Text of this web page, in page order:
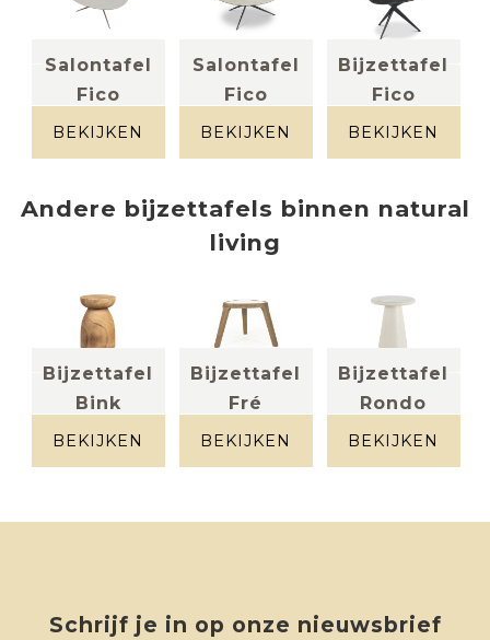
Salontafel
Fico
BEKIJKEN
Salontafel
Fico
metaal
BEKIJKEN
Bijzettafel
Fico
metaal
BEKIJKEN
Andere bijzettafels binnen natural
living
Bijzettafel
Bink
BEKIJKEN
Bijzettafel
Fré
hout
BEKIJKEN
Bijzettafel
Rondo
beige
BEKIJKEN
Schrijf je in op onze nieuwsbrief